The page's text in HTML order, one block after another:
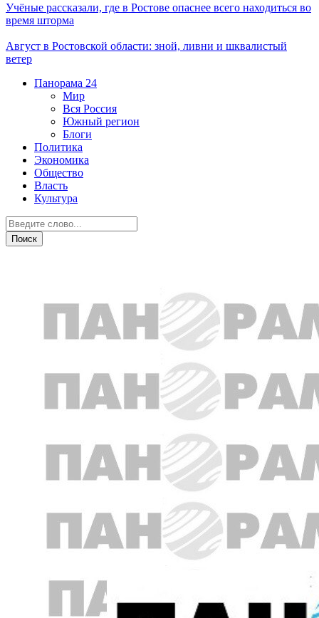
Учёные рассказали, где в Ростове опаснее всего находиться во
время шторма
Август в Ростовской области: зной, ливни и шквалистый
ветер
Панорама 24
Мир
Вся Россия
Южный регион
Блоги
Политика
Экономика
Общество
Власть
Культура